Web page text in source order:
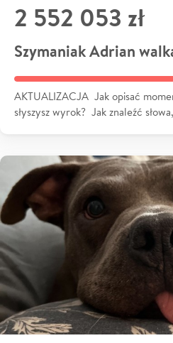
2 552 053 zł
Szymaniak Adrian
AKTUALIZACJA Jak opisać
słyszysz wyrok? Jak znaleźć